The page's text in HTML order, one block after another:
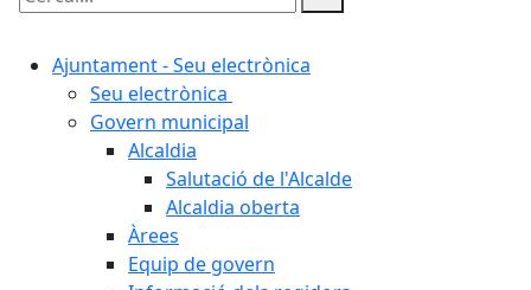
Cercar:
Ajuntament - Seu electrònica
Seu electrònica
Govern municipal
Alcaldia
Salutació de l'Alcalde
Alcaldia oberta
Àrees
Equip de govern